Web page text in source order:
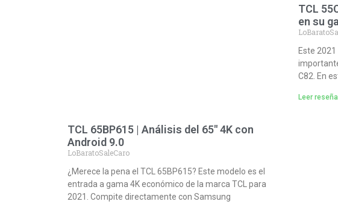
TCL 65BP615 | Análisis del 65″ 4K con
Android 9.0
LoBaratoSaleCaro
¿Merece la pena el TCL 65BP615? Este modelo es el
entrada a gama 4K económico de la marca TCL para
2021. Compite directamente con Samsung
TCL
en su
Este
C82. En
Leer